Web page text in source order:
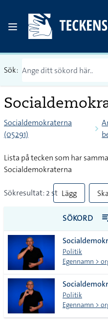
Sök:
Socialdemokraterna
(05291)
Lista på tecken som har
Socialdemokraterna
Sökresultat: 2 st Lägg
till
alla i
lista
SÖKORD
Politik
Egennamn >
Politik
Egennamn >